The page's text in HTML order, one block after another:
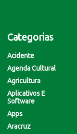
Categorias
Acidente
Agenda Cultural
Agricultura
Aplicativos E
Software
Apps
Aracruz